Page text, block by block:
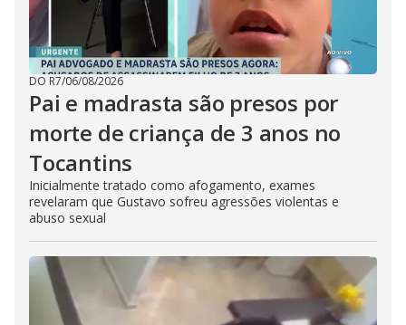
DO R7/06/08/2026
Pai e madrasta são presos por
morte de criança de 3 anos no
Tocantins
Inicialmente tratado como afogamento, exames
revelaram que Gustavo sofreu agressões violentas e
abuso sexual